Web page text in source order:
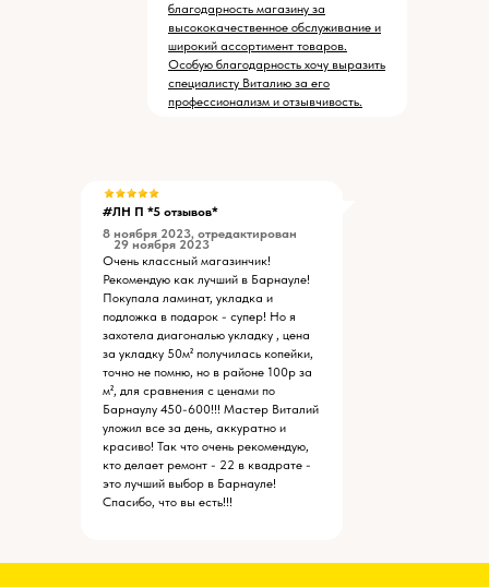
#ЛН П *5 отзывов*
8 ноября 2023, отредактирован
Очень классный магазинчик!
Рекомендую как лучший в Барнауле!
Покупала ламинат, укладка и
подложка в подарок - супер! Но я
захотела диагональю укладку , цена
за укладку 50м² получилась копейки,
точно не помню, но в районе 100р за
м², для сравнения с ценами по
Барнаулу 450-600!!! Мастер Виталий
уложил все за день, аккуратно и
красиво! Так что очень рекомендую,
кто делает ремонт - 22 в квадрате -
это лучший выбор в Барнауле!
Спасибо, что вы есть!!!
благодарность магазину за
высококачественное обслуживание и
широкий ассортимент товаров.
Особую благодарность хочу выразить
специалисту Виталию за его
профессионализм и отзывчивость.
29 ноября 2023